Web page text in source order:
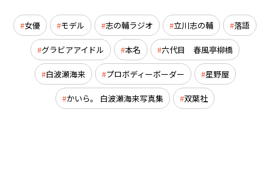
女優 モデル 志の輔ラジオ 立川志の輔 落語
グラビアアイドル 本名 六代目 春風亭柳橋
白波瀬海来 プロボディーボーダー 星野屋
かいら。 白波瀬海来写真集 双葉社